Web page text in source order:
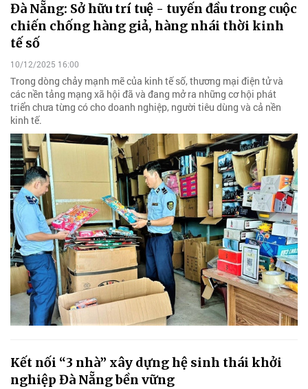
Đà Nẵng: Sở hữu trí tuệ - tuyến đầu trong cuộc
chiến chống hàng giả, hàng nhái thời kinh
tế số
10/12/2025 16:00
Trong dòng chảy mạnh mẽ của kinh tế số, thương mại điện tử và
các nền tảng mạng xã hội đã và đang mở ra những cơ hội phát
triển chưa từng có cho doanh nghiệp, người tiêu dùng và cả nền
kinh tế.
Kết nối “3 nhà” xây dựng hệ sinh thái khởi
nghiệp Đà Nẵng bền vững